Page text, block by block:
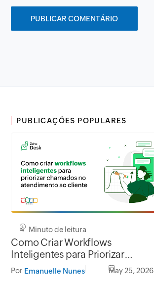
PUBLICAÇÕES POPULARES
4 Minuto de leitura
Como Criar Workflows
Inteligentes para Priorizar
Chamados
Por Emanuelle Nunes May 25, 2026